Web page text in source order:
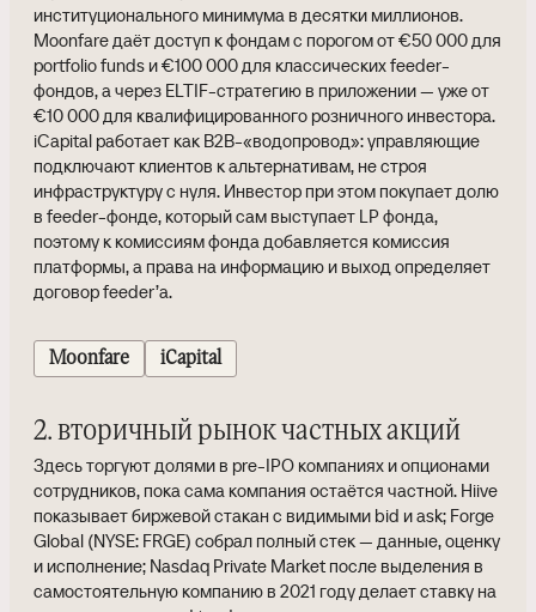
институционального минимума в десятки миллионов.
Moonfare даёт доступ к фондам с порогом от €50 000 для
portfolio funds и €100 000 для классических feeder-
фондов, а через ELTIF-стратегию в приложении — уже от
€10 000 для квалифицированного розничного инвестора.
iCapital работает как B2B-«водопровод»: управляющие
подключают клиентов к альтернативам, не строя
инфраструктуру с нуля. Инвестор при этом покупает долю
в feeder-фонде, который сам выступает LP фонда,
поэтому к комиссиям фонда добавляется комиссия
платформы, а права на информацию и выход определяет
договор feeder’а.
Moonfare iCapital
2. вторичный рынок частных акций
Здесь торгуют долями в pre-IPO компаниях и опционами
сотрудников, пока сама компания остаётся частной. Hiive
показывает биржевой стакан с видимыми bid и ask; Forge
Global (NYSE: FRGE) собрал полный стек — данные, оценку
и исполнение; Nasdaq Private Market после выделения в
самостоятельную компанию в 2021 году делает ставку на